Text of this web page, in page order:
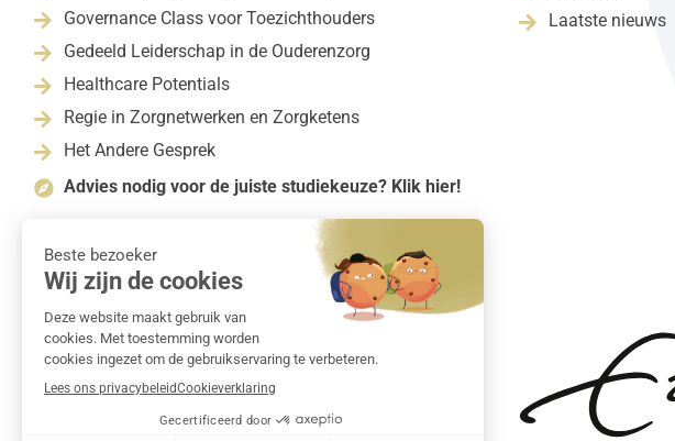
 Governance Class voor Toezichthouders
 Gedeeld Leiderschap in de Ouderenzorg
 Healthcare Potentials
 Regie in Zorgnetwerken en Zorgketens
 Het Andere Gesprek
 Advies nodig voor de juiste studiekeuze? Klik hier!
 Laatste nieuws